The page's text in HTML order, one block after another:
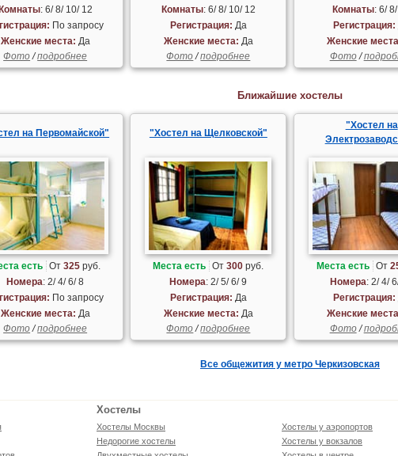
: 6/ 8/ 10/ 12
По запросу
Женские места: Да
Фото /подробнее
Комнаты: 6/ 8/ 10/ 12
Регистрация: Да
Женские места: Да
Фото /подробнее
Комнаты: 6/
Регистрация:
Женские
Фото/
Ближайшие хостелы
на Первомайской"
есть От325 руб.
Номера: 2/ 4/ 6/ 8
По запросу
Женские места: Да
Фото/подробнее
"Хостел на Щелковской"
Места есть От300 руб.
Номера: 2/ 5/ 6/ 9
Регистрация: Да
Женские места: Да
Фото/подробнее
"Хостел на
Места есть От
Номера: 2/ 4/
Регистрация:
Женские
Фото/
Все общежития у метро Черкизовская
Хостелы
Хостелы Москвы
Недорогие хостелы
Хостелы у аэропортов
Хостелы у вокзалов